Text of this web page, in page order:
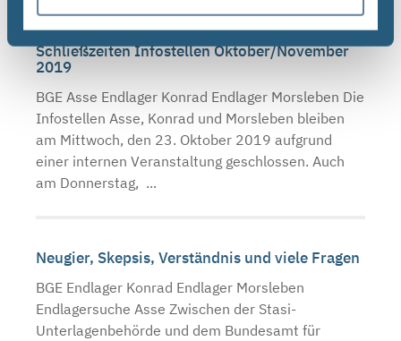
Schließzeiten Infostellen Oktober/November
2019
BGE Asse Endlager Konrad Endlager Morsleben Die
Infostellen Asse, Konrad und Morsleben bleiben
am Mittwoch, den 23. Oktober 2019 aufgrund
einer internen Veranstaltung geschlossen. Auch
am Donnerstag, ...
Neugier, Skepsis, Verständnis und viele Fragen
BGE Endlager Konrad Endlager Morsleben
Endlagersuche Asse Zwischen der Stasi-
Unterlagenbehörde und dem Bundesamt für